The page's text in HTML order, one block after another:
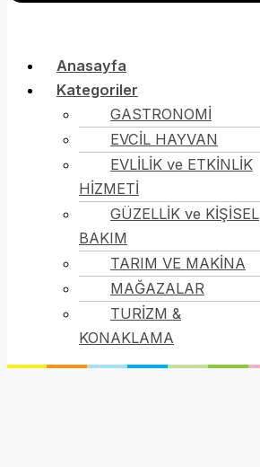
Anasayfa
Kategoriler
GASTRONOMİ
EVCİL HAYVAN
EVLİLİK ve ETKİNLİK
HİZMETİ
GÜZELLİK ve KİŞİSEL
BAKIM
TARIM VE MAKİNA
MAĞAZALAR
TURİZM &
KONAKLAMA